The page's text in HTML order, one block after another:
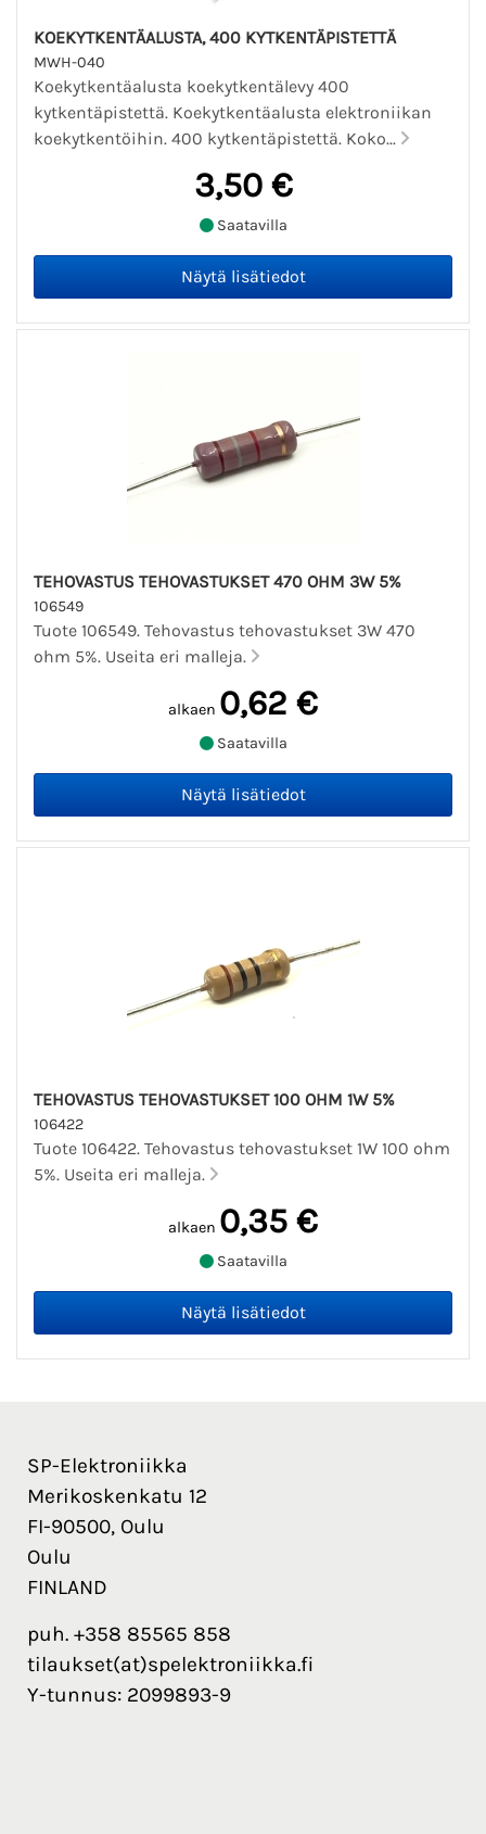
KOEKYTKENTÄALUSTA, 400 KYTKENTÄPISTETTÄ
MWH-040
Koekytkentäalusta koekytkentälevy 400
kytkentäpistettä. Koekytkentäalusta elektroniikan
koekytkentöihin. 400 kytkentäpistettä. Koko...
3,50 €
Saatavilla
TEHOVASTUS TEHOVASTUKSET 470 OHM 3W 5%
106549
Tuote 106549. Tehovastus tehovastukset 3W 470
ohm 5%. Useita eri malleja.
alkaen 0,62 €
Saatavilla
TEHOVASTUS TEHOVASTUKSET 100 OHM 1W 5%
106422
Tuote 106422. Tehovastus tehovastukset 1W 100 ohm
5%. Useita eri malleja.
alkaen 0,35 €
Saatavilla
SP-Elektroniikka
Merikoskenkatu 12
FI-90500, Oulu
Oulu
FINLAND
puh. +358 85565 858
tilaukset(at)spelektroniikka.fi
Y-tunnus: 2099893-9